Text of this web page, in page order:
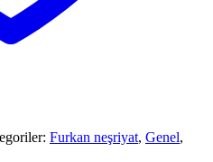
Furkan neşriyat, Genel,